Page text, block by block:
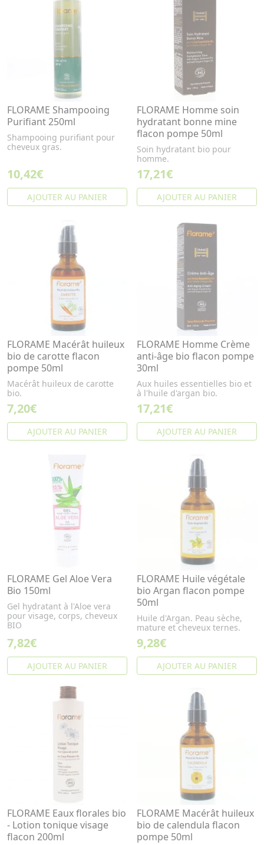
FLORAME Shampooing
Purifiant 250ml
Shampooing purifiant pour
cheveux gras.
10,42€
AJOUTER AU PANIER
FLORAME Homme soin
hydratant bonne mine
flacon pompe 50ml
Soin hydratant bio pour
homme.
17,21€
AJOUTER AU PANIER
FLORAME Macérât huileux
bio de carotte flacon
pompe 50ml
Macérât huileux de carotte
bio.
7,20€
AJOUTER AU PANIER
FLORAME Homme Crème
anti-âge bio flacon pompe
30ml
Aux huiles essentielles bio et
à l'huile d'argan bio.
17,21€
AJOUTER AU PANIER
FLORAME Gel Aloe Vera
Bio 150ml
Gel hydratant à l'Aloe vera
pour visage, corps, cheveux
BIO
7,82€
AJOUTER AU PANIER
FLORAME Huile végétale
bio Argan flacon pompe
50ml
Huile d'Argan. Peau sèche,
mature et cheveux ternes.
9,28€
AJOUTER AU PANIER
FLORAME Eaux florales bio
- Lotion tonique visage
flacon 200ml
FLORAME Macérât huileux
bio de calendula flacon
pompe 50ml